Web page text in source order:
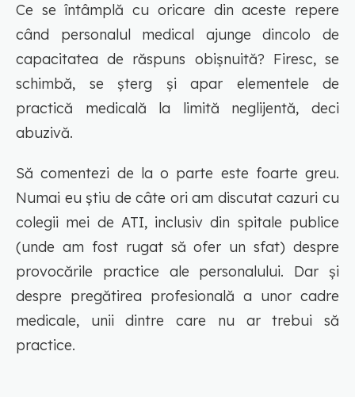
Ce se întâmplă cu oricare din aceste repere
când personalul medical ajunge dincolo de
capacitatea de răspuns obișnuită? Firesc, se
schimbă, se șterg și apar elementele de
practică medicală la limită neglijentă, deci
abuzivă.
Să comentezi de la o parte este foarte greu.
Numai eu știu de câte ori am discutat cazuri cu
colegii mei de ATI, inclusiv din spitale publice
(unde am fost rugat să ofer un sfat) despre
provocările practice ale personalului. Dar și
despre pregătirea profesională a unor cadre
medicale, unii dintre care nu ar trebui să
practice.